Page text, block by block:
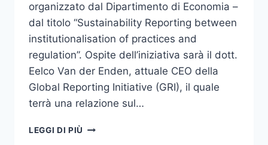
organizzato dal Dipartimento di Economia –
dal titolo “Sustainability Reporting between
institutionalisation of practices and
regulation”. Ospite dell’iniziativa sarà il dott.
Eelco Van der Enden, attuale CEO della
Global Reporting Initiative (GRI), il quale
terrà una relazione sul…
LEGGI DI PIÙ MERCOLEDÌ